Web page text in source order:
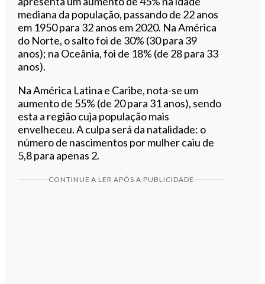
mediana da população, passando de 22 anos
em 1950 para 32 anos em 2020. Na América
do Norte, o salto foi de 30% (30 para 39
anos); na Oceânia, foi de 18% (de 28 para 33
anos).
Na América Latina e Caribe, nota-se um
aumento de 55% (de 20 para 31 anos), sendo
esta a região cuja população mais
envelheceu. A culpa será da natalidade: o
número de nascimentos por mulher caiu de
5,8 para apenas 2.
CONTINUE A LER APÓS A PUBLICIDADE